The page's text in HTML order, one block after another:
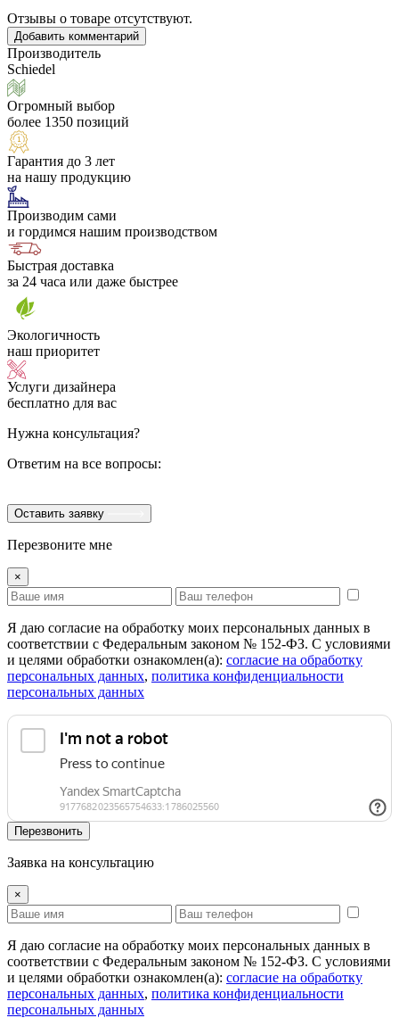
Отзывы о товаре отсутствуют.
Добавить комментарий
Производитель
Schiedel
Огромный выбор
более 1350 позиций
Гарантия до 3 лет
на нашу продукцию
Производим сами
и гордимся нашим производством
Быстрая доставка
за 24 часа или даже быстрее
Экологичность
наш приоритет
Услуги дизайнера
бесплатно для вас
Нужна консультация?
Ответим на все вопросы:
Оставить заявку
Перезвоните мне
×
Я даю согласие на обработку моих персональных данных в
соответствии с Федеральным законом № 152-ФЗ. С условиями
и целями обработки ознакомлен(а): cогласие на обработку
персональных данных, политика конфиденциальности
персональных данных
Перезвонить
Заявка на консультацию
×
Я даю согласие на обработку моих персональных данных в
соответствии с Федеральным законом № 152-ФЗ. С условиями
и целями обработки ознакомлен(а): cогласие на обработку
персональных данных, политика конфиденциальности
персональных данных